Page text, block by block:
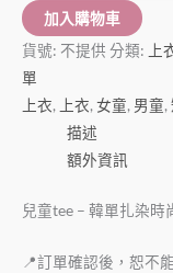
加入購物車
貨號: 不提供 分類: 上
單
上衣, 上衣, 女童, 男童,
描述
額外資訊
兒童tee – 韓單扎染時
📍訂單確認後，恕不